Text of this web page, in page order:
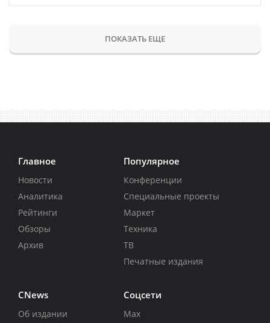
ПОКАЗАТЬ ЕЩЕ
Главное
Новости
Аналитика
Рейтинги
Обзоры
Архив
Популярное
Конференции
Специальные проекты
Маркет
Техника
ТВ
Печатные издания
CNews
Об издании
Соцсети
Max